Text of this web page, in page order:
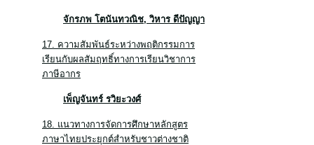
จักรภพ โตนันทวณิช, วิหาร ดีปัญญา
17. ความสัมพันธ์ระหว่างพฤติกรรมการ
เรียนกับผลสัมฤทธิ์ทางการเรียนวิชาการ
ภาษีอากร
เพ็ญจันทร์ รวิยะวงศ์
18. แนวทางการจัดการศึกษาหลักสูตร
ภาษาไทยประยุกต์สำหรับชาวต่างชาติ